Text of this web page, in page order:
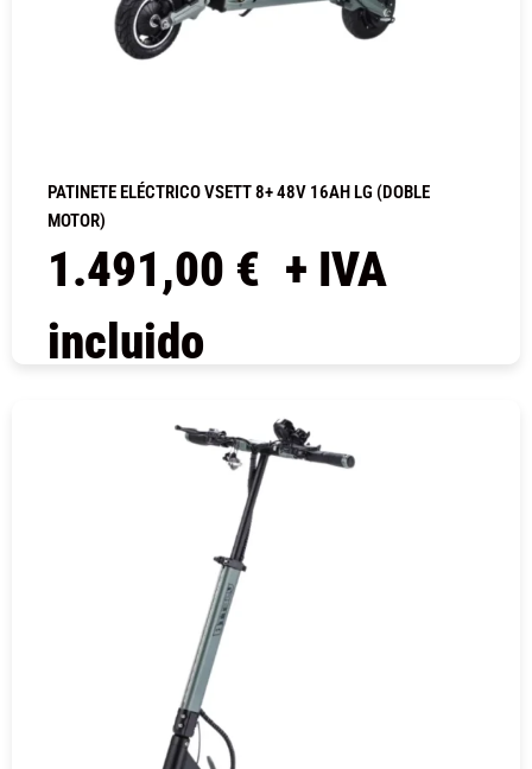
PATINETE ELÉCTRICO VSETT 8+ 48V 16AH LG (DOBLE
MOTOR)
1.491,00 € + IVA
incluido